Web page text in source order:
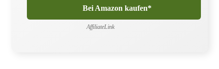
Bei Amazon kaufen*
AffiliateLink